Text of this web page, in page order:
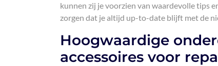
kunnen zij je voorzien van waardevolle tips
zorgen dat je altijd up-to-date blijft met de
Hoogwaardige
accessoires voor